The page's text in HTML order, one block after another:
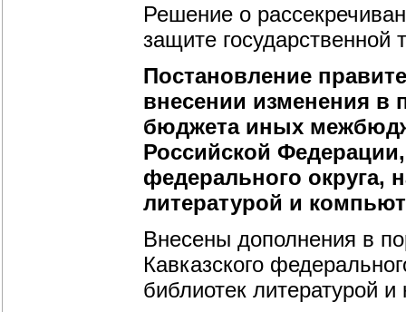
Решение о
защите государственной
Постановление
внесении изменения в
бюджета иных
Российской
федерального округа,
литературой и
Внесены дополнения в
Кавказского
библиотек литературой